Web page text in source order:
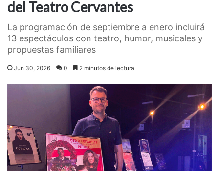
del Teatro Cervantes
La programación de septiembre a enero incluirá
13 espectáculos con teatro, humor, musicales y
propuestas familiares
Jun 30, 2026 0 2 minutos de lectura